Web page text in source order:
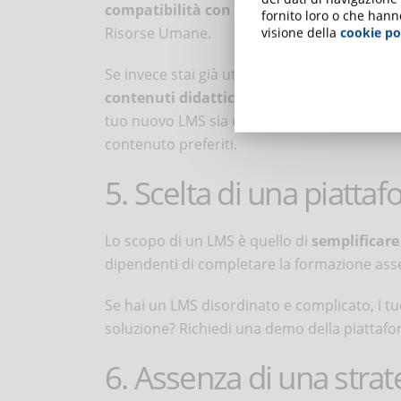
compatibilità con gli altri sistemi in uso
Risorse Umane.
Se invece stai già utilizzando una
contenuti didattici esistenti
potrebbe
tuo nuovo LMS sia compatibile con i tuoi
contenuto preferiti.
5. Scelta di una
Lo scopo di un LMS è quello di
dipendenti di completare la formazione
Se hai un LMS disordinato e complicato, i
soluzione? Richiedi una demo della
6. Assenza di una
fornito loro o che
visione della cookie